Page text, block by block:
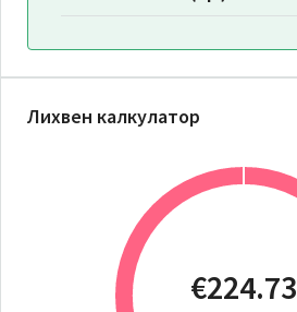
Лихвен калкулатор
€224.73